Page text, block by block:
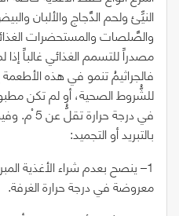
النيِّئ ولحم الدَّجاج والألبان
والصَّلصات والمستحضرات
مصدراً للتسمم الغذائي غالباً
فالجراثيمُ تنمو في هذه
للشُّروط الصحية، أو لم تكن
في درجة حرارة تقلُّ عن5ْم.
بالتبريد أو التجميد:
1– ينصح بعدم شراء الأغذية
معروضة في درجة حرارة الغرفة.